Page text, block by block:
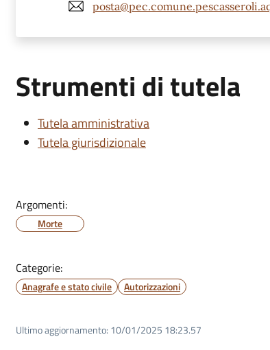
Strumenti di tutela
Tutela amministrativa
Tutela giurisdizionale
Argomenti:
Morte
Categorie:
Anagrafe e stato civile Autorizzazioni
Ultimo aggiornamento: 10/01/2025 18:23.57